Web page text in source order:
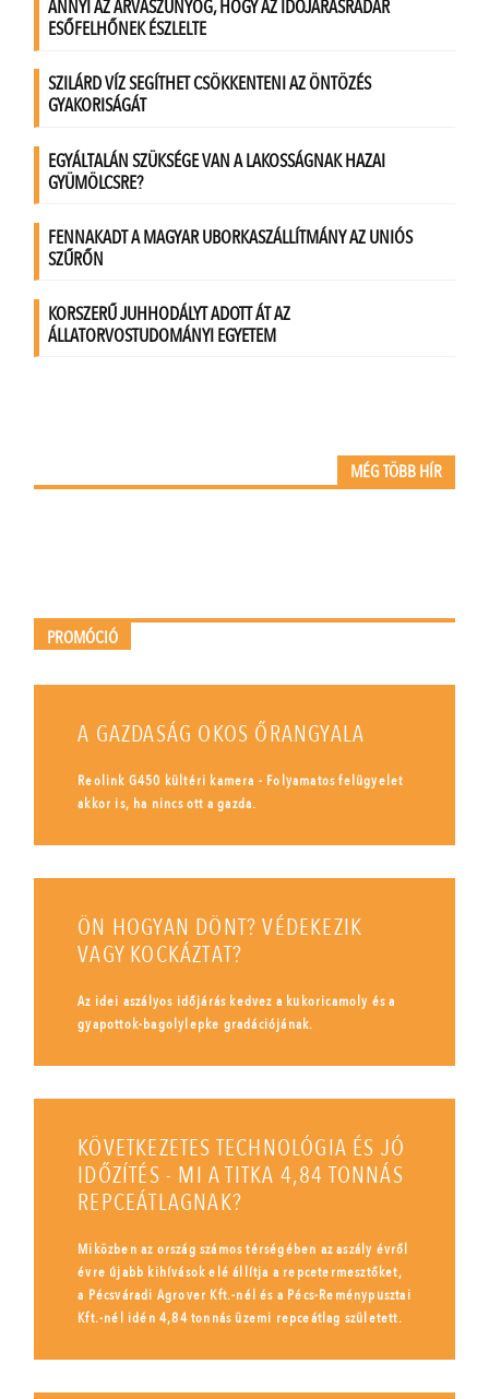
MÉG TÖBB HÍR
PROMÓCIÓ
A GAZDASÁG OKOS ŐRANGYALA
Reolink G450 kültéri kamera - Folyamatos felügyelet
akkor is, ha nincs ott a gazda.
ÖN HOGYAN DÖNT? VÉDEKEZIK
VAGY KOCKÁZTAT?
Az idei aszályos időjárás kedvez a kukoricamoly és a
gyapottok-bagolylepke gradációjának.
KÖVETKEZETES TECHNOLÓGIA ÉS JÓ
IDŐZÍTÉS - MI A TITKA 4,84 TONNÁS
REPCEÁTLAGNAK?
Miközben az ország számos térségében az aszály évről
évre újabb kihívások elé állítja a repcetermesztőket,
a Pécsváradi Agrover Kft.-nél és a Pécs-Reménypusztai
Kft.-nél idén 4,84 tonnás üzemi repceátlag született.